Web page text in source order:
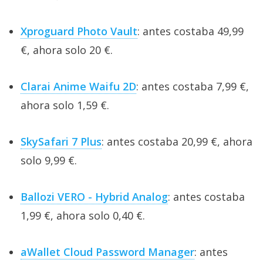
Xproguard Photo Vault: antes costaba 49,99
€, ahora solo 20 €.
Clarai Anime Waifu 2D: antes costaba 7,99 €,
ahora solo 1,59 €.
SkySafari 7 Plus: antes costaba 20,99 €, ahora
solo 9,99 €.
Ballozi VERO - Hybrid Analog: antes costaba
1,99 €, ahora solo 0,40 €.
aWallet Cloud Password Manager: antes